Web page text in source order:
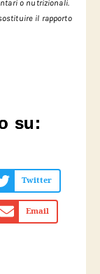
o nutrizionali.
il rapporto
su:
Twitter
Email